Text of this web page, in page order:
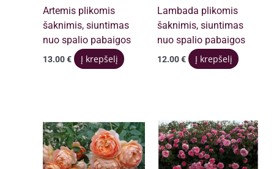
Artemis plikomis
šaknimis, siuntimas
nuo spalio pabaigos
13.00€ Į krepšelį
Lambada plikomis
šaknimis, siuntimas
nuo spalio pabaigos
12.00€ Į krepšelį